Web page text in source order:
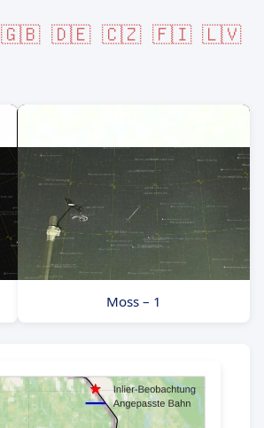
🇬🇧 🇩🇪 🇨🇿 🇫🇮 🇱🇻
Moss – 1